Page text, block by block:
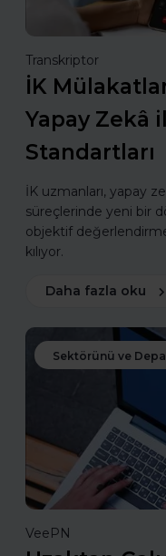
Transkriptor
İK
Yapay Zekâ
Standartları
İK uzmanları, yapay
süreçlerinde yeni bir
objektif
kılıyor.
Daha fazla oku
Sektörünü ve
VeePN